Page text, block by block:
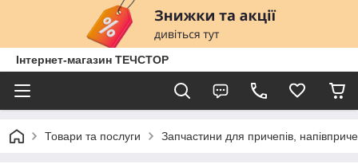
Інтернет-магазин ТЕЧСТОР
Товари та послуги Запчастини для причепів,